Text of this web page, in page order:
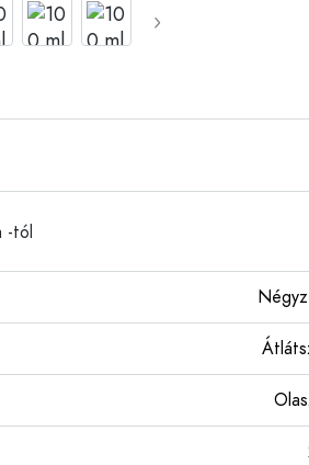
-tól